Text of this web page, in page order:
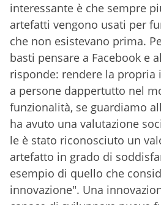
interessante è che sempre
artefatti vengono usati per
che non esistevano prima.
basti pensare a Facebook e
risponde: rendere la
a persone dappertutto nel
funzionalità, se guardiamo
ha avuto una valutazione
le è stato riconosciuto un
artefatto in grado di
esempio di quello che
innovazione". Una